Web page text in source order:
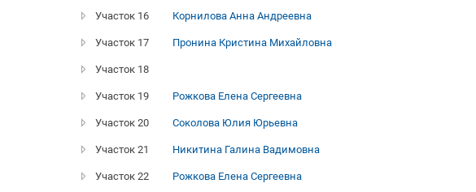
Участок 16 Корнилова Анна Андреевна
Участок 17 Пронина Кристина Михайловна
Участок 18
Участок 19 Рожкова Елена Сергеевна
Участок 20 Соколова Юлия Юрьевна
Участок 21 Никитина Галина Вадимовна
Участок 22 Рожкова Елена Сергеевна